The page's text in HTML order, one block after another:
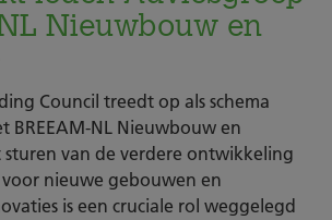
Nieuwbouw en
Council treedt op als schema
BREEAM-NL Nieuwbouw en
sturen van de verdere ontwikkeling
nieuwe gebouwen en
is een cruciale rol weggelegd